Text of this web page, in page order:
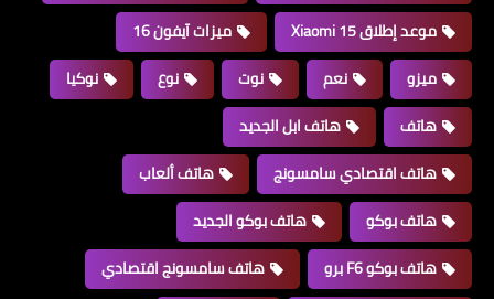
موعد إطلاق Xiaomi 15
ميزات آيفون 16
ميزو
نعم نوت نوع
نوكيا
هاتف
هاتف ابل الجديد
هاتف اقتصادي سامسونج
هاتف ألعاب
هاتف بوكو
هاتف بوكو الجديد
هاتف بوكو F6 برو
هاتف سامسونج اقتصادي